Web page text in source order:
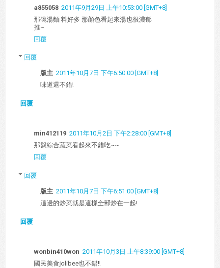
a855058 2011年9月29日 上午10:53:00 [GMT+8]
那碗湯麵 料好多 那顏色看起來湯也很濃郁
推~
回覆
回覆
版主 2011年10月7日 下午6:50:00 [GMT+8]
味道還不錯!
回覆
min412119 2011年10月2日 下午2:28:00 [GMT+8]
那盤綜合蔬菜看起來不錯吃~~
回覆
回覆
版主 2011年10月7日 下午6:51:00 [GMT+8]
這邊的炒菜就是這樣全部炒在一起!
回覆
wonbin410won 2011年10月3日 上午8:39:00 [GMT+8]
國民美食jolibee也不錯!!